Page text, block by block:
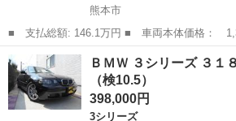
熊本市
■ 支払総額: 146.1万円 ■ 車両本体価格： 1,381,000 円 ■ メーカ
ー名： ＢＭＷ ■ 車種名： ５シリーズ ■
ｉ Ｍスポーツパッケージ サンルーフ／純正
バックカ...
熊本市
ＢＭＷ ３シリーズ ３
（検10.5）
398,000円
3シリーズ